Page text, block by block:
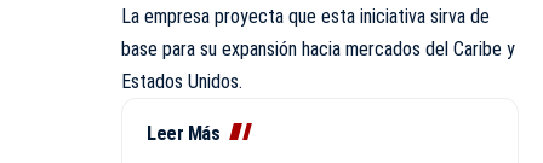
La empresa proyecta que esta iniciativa sirva de
base para su expansión hacia mercados del Caribe y
Estados Unidos.
Leer Más